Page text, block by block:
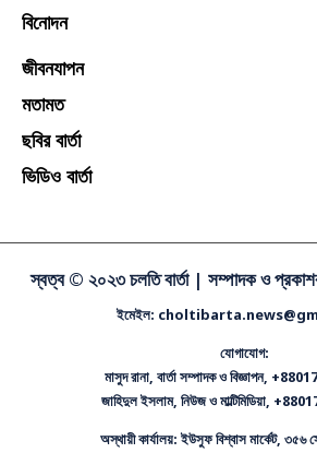
বিনোদন
জীবনযাপন
মতামত
ছবির বার্তা
ভিডিও বার্তা
স্বত্ব © ২০২৩ চলতি বার্তা | সম্পাদক ও
ইমেইল:
যোগাযোগ:
মাসুদ রানা, বার্তা সম্পাদক ও বিজ্ঞাপন,
জাহিদুল ইসলাম, নিউজ ও মাল্টিমিডিয়া,
অস্থায়ী কার্যালয়: ইউসুফ বিশ্বাস মার্কেট, ৩৫৬